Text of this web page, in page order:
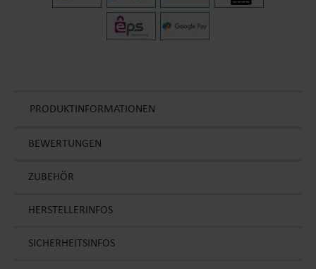
PRODUKTINFORMATIONEN
BEWERTUNGEN
ZUBEHÖR
HERSTELLERINFOS
SICHERHEITSINFOS